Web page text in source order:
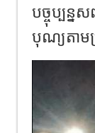
បច្ចុប្បន្ន
បុណ្យតាម